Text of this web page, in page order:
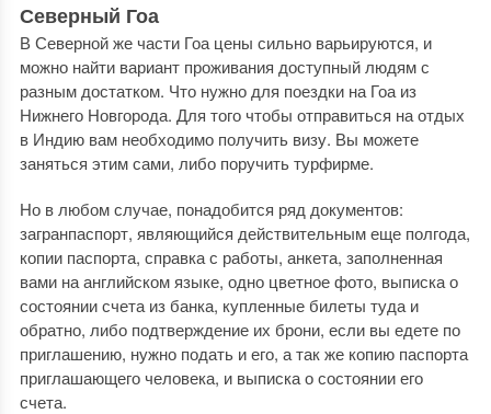
Северный Гоа
В Северной же части Гоа цены сильно варьируются, и
можно найти вариант проживания доступный людям с
разным достатком. Что нужно для поездки на Гоа из
Нижнего Новгорода. Для того чтобы отправиться на отдых
в Индию вам необходимо получить визу. Вы можете
заняться этим сами, либо поручить турфирме.
Но в любом случае, понадобится ряд документов:
загранпаспорт, являющийся действительным еще полгода,
копии паспорта, справка с работы, анкета, заполненная
вами на английском языке, одно цветное фото, выписка о
состоянии счета из банка, купленные билеты туда и
обратно, либо подтверждение их брони, если вы едете по
приглашению, нужно подать и его, а так же копию паспорта
приглашающего человека, и выписка о состоянии его
счета.